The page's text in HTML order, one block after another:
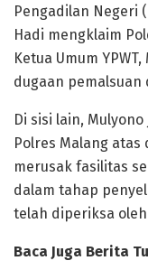
Pengadilan Negeri
Hadi mengklaim
Ketua Umum
dugaan pemalsuan
Di sisi lain,
Polres Malang
merusak fasilitas
dalam tahap
telah diperiksa
Baca Juga Berita